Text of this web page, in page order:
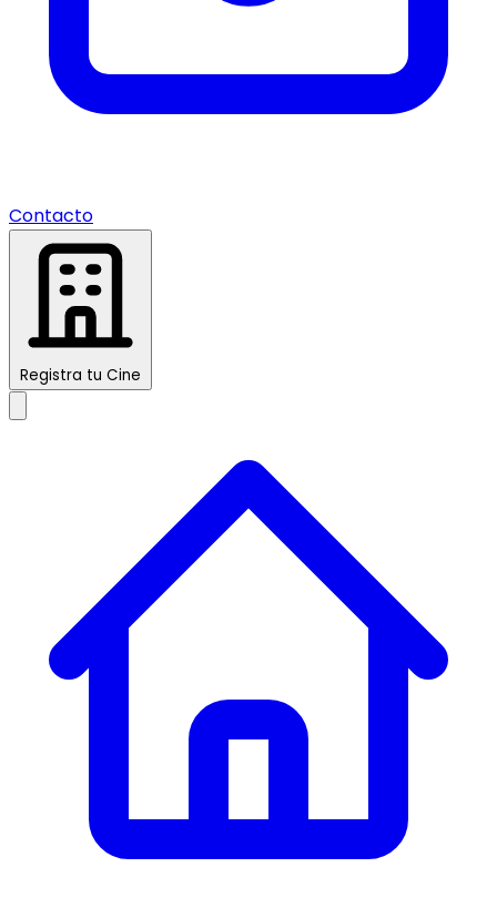
Contacto
Registra tu Cine